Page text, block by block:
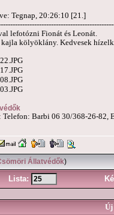
Tegnap, 20:26:10 [21.]
lefotózni Fionát és Leonát.
kölyöklány. Kedvesek
Telefon: Barbi 06 30/368-26-82,
Állatvédők)
Lista:
Új